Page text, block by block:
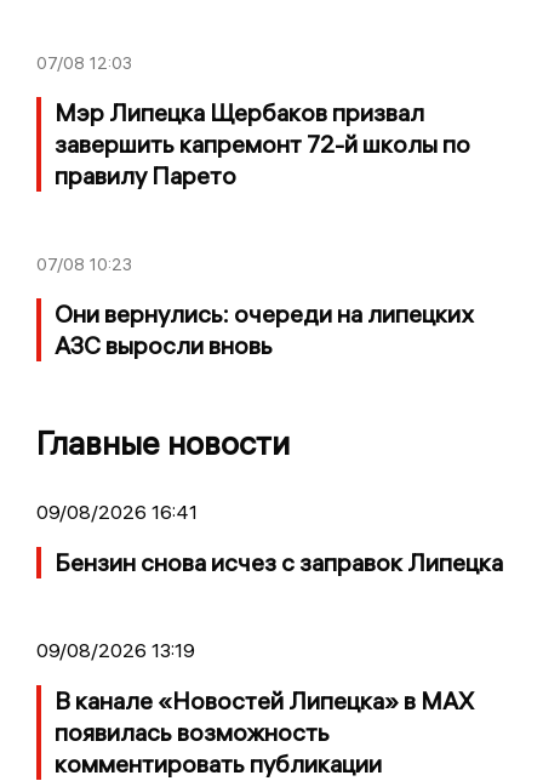
07/08 12:03
Мэр Липецка Щербаков призвал
завершить капремонт 72-й школы по
правилу Парето
07/08 10:23
Они вернулись: очереди на липецких
АЗС выросли вновь
Главные новости
09/08/2026 16:41
Бензин снова исчез с заправок Липецка
09/08/2026 13:19
В канале «Новостей Липецка» в MAX
появилась возможность
комментировать публикации